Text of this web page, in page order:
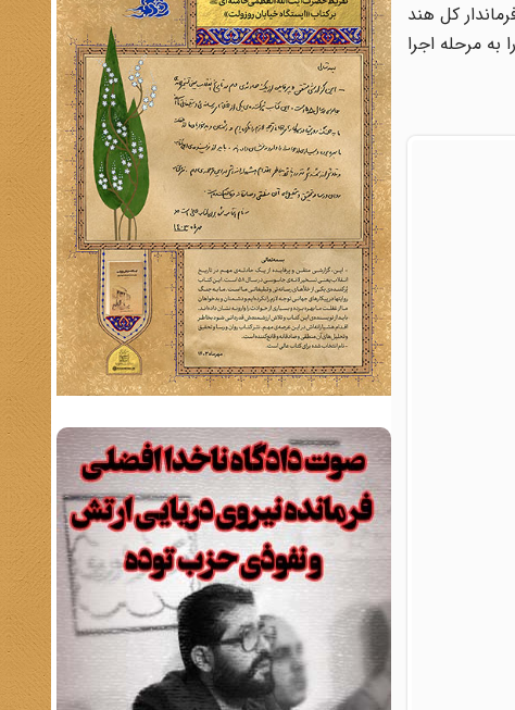
و فرماندار کل هند
تحت امر نایب‌السلطنه هند، کودتای سوم اسفند 1299 در ایران را به مرحله اجرا